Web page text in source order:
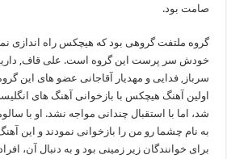
صامت بود.
گروه ملتفت گروهی بود که هیچکس راه اندازی
خودش سر پرست این گروه است. علی قاف,
سرباز, فدایی و مهدیار آقاجانی عضو های این
اولین آهنگ هیچکس با بازخوانی آهنگ های
شد، اما با استقبال چندانی مواجه نشد. او با
به نام چشما رو من را بازخوانی نمودند و این
برای خوانندگان زیر زمینی بود و به دنبال آن،